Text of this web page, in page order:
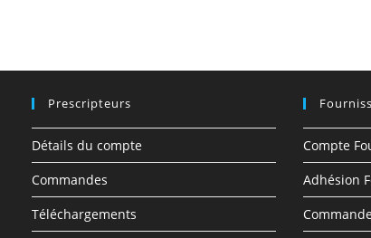
Prescripteurs
Détails du compte
Commandes
Téléchargements
Compte
Adhésion